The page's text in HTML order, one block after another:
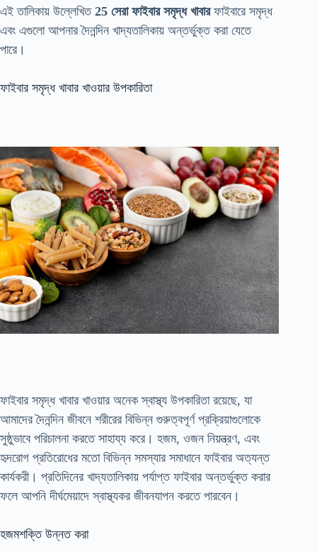
এই তালিকায় উল্লেখিত 25 সেরা ফাইবার সমৃদ্ধ খাবার ফাইবারে সমৃদ্ধ
এবং এগুলো আপনার দৈনন্দিন খাদ্যতালিকায় অন্তর্ভুক্ত করা যেতে
পারে।
ফাইবার সমৃদ্ধ খাবার খাওয়ার উপকারিতা
ফাইবার সমৃদ্ধ খাবার খাওয়ার অনেক স্বাস্থ্য উপকারিতা রয়েছে, যা
আমাদের দৈনন্দিন জীবনে শরীরের বিভিন্ন গুরুত্বপূর্ণ প্রক্রিয়াগুলোকে
সুষ্ঠুভাবে পরিচালনা করতে সাহায্য করে। হজম, ওজন নিয়ন্ত্রণ, এবং
হৃদরোগ প্রতিরোধের মতো বিভিন্ন সমস্যার সমাধানে ফাইবার অত্যন্ত
কার্যকরী। প্রতিদিনের খাদ্যতালিকায় পর্যাপ্ত ফাইবার অন্তর্ভুক্ত করার
ফলে আপনি দীর্ঘমেয়াদে স্বাস্থ্যকর জীবনযাপন করতে পারবেন।
হজমশক্তি উন্নত করা